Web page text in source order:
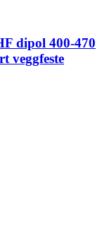
dipol 400-470
veggfeste